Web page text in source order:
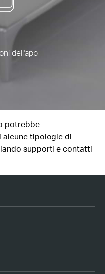
dell'app
potrebbe
tipologie di
supporti e contatti